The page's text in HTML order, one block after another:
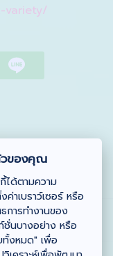
variety/
วของคุณ
ได้ตามความ
าเบราว์เซอร์ หรือ
การทำงานของ
นบางอย่าง หรือ
งหมด" เพื่อ